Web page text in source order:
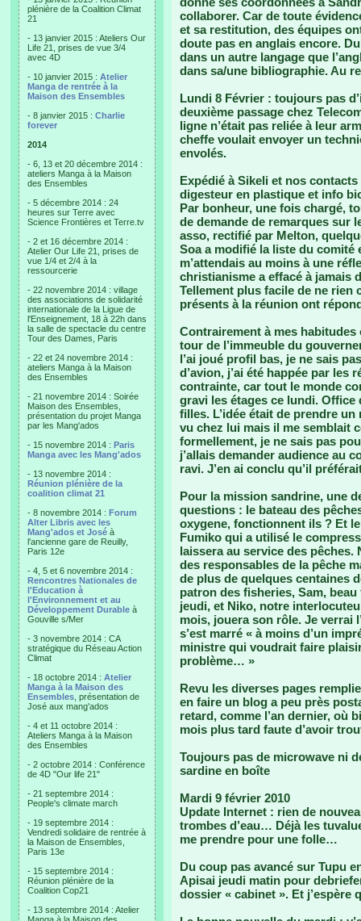
plénière de la Coalition Climat
21
- 13 janvier 2015 : Ateliers Our
Life 21, prises de vue 3/4
avec 4D
- 10 janvier 2015 : Atelier
Manga de rentrée à la
Maison des Ensembles
- 8 janvier 2015 : Charlie
forever
2014
- 6, 13 et 20 décembre 2014 :
ateliers Manga à la Maison
des Ensembles
- 5 décembre 2014 : 24
heures sur Terre avec
Science Frontières et Terre.tv
- 2 et 16 décembre 2014 :
Atelier Our Life 21, prises de
vue 1/4 et 2/4 à la
ressourcerie
- 22 novembre 2014 : village
des associations de solidarité
internationale de la Ligue de
l'Enseignement, 18 à 22h dans
la salle de spectacle du centre
Tour des Dames, Paris
- 22 et 24 novembre 2014 :
ateliers Manga à la Maison
des Ensembles
- 21 novembre 2014 : Soirée
Maison des Ensembles,
présentation du projet Manga
par les Mang'ados
- 15 novembre 2014 : Paris
Manga avec les Mang'ados
- 13 novembre 2014 :
Réunion plénière de la
coalition climat 21
- 8 novembre 2014 : Forum
Alter Libris avec les
Mang'ados et José à
l'ancienne gare de Reuilly,
Paris 12e
- 4, 5 et 6 novembre 2014 :
Rencontres Nationales de
l'Education à
l'Environnement et au
Développement Durable à
Gouville s/Mer
- 3 novembre 2014 : CA
stratégique du Réseau Action
Climat
- 18 octobre 2014 : Atelier
Manga à la Maison des
Ensembles , présentation de
José aux mang'ados
- 4 et 11 octobre 2014 :
Ateliers Manga à la Maison
des Ensembles
- 2 octobre 2014 : Conférence
de 4D "Our life 21"
- 21 septembre 2014 :
People's climate march
- 19 septembre 2014 :
Vendredi solidaire de rentrée à
la Maison de Ensembles,
Paris 13e
- 15 septembre 2014 :
Réunion plénière de la
Coalition Cop21
- 13 septembre 2014 : Atelier
collaborer. Car de toute
et sa restitution, des équipes
doute pas en anglais encore.
dans un autre langage que
dans sa/une bibliographie. Au
Lundi 8 Février : toujours pas
deuxième passage chez
ligne n’était pas reliée à leur
cheffe voulait envoyer un
envolés.
Expédié à Sikeli et nos
digesteur en plastique et info
Par bonheur, une fois chargé,
de demande de remarques sur
asso, rectifié par Melton,
Soa a modifié la liste du comité
m’attendais au moins à une
christianisme a effacé à jamais
Tellement plus facile de ne rien
présents à la réunion ont
Contrairement à mes habitudes
tour de l’immeuble du
l’ai joué profil bas, je ne sais
d’avion, j’ai été happée par les
contrainte, car tout le monde
gravi les étages ce lundi. Office
filles. L’idée était de prendre
vu chez lui mais il me semblait
formellement, je ne sais pas
j’allais demander audience au
ravi. J’en ai conclu qu’il
Pour la mission sandrine, une
questions : le bateau des
oxygene, fonctionnent ils ? Et
Fumiko qui a utilisé le
laissera au service des pêches.
des responsables de la pêche
de plus de quelques centaines
patron des fisheries, Sam,
jeudi, et Niko, notre
mois, jouera son rôle. Je verrai
s’est marré « à moins d’un
ministre qui voudrait faire
problème… »
Revu les diverses pages
en faire un blog a peu près
retard, comme l’an dernier, où
mois plus tard faute d’avoir
Toujours pas de microwave ni
sardine en boîte
Mardi 9 février 2010
Update Internet : rien de
trombes d’eau… Déjà les
me prendre pour une folle…
Du coup pas avancé sur Tupu
Apisai jeudi matin pour
dossier « cabinet ». Et j’espère